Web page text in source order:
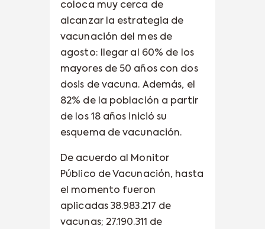
coloca muy cerca de
alcanzar la estrategia de
vacunación del mes de
agosto: llegar al 60% de los
mayores de 50 años con dos
dosis de vacuna. Además, el
82% de la población a partir
de los 18 años inició su
esquema de vacunación.
De acuerdo al Monitor
Público de Vacunación, hasta
el momento fueron
aplicadas 38.983.217 de
vacunas; 27.190.311 de